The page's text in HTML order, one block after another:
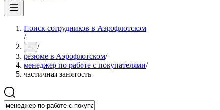
Поиск сотрудников в Аэрофлотском
/
... /
резюме в Аэрофлотском/
менеджер по работе с покупателями/
частичная занятость